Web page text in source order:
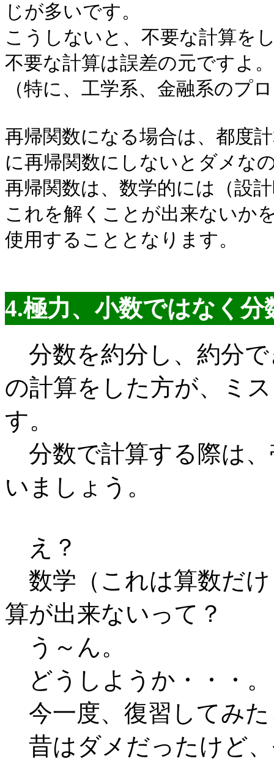
じが多いです。
こうしないと、不要な計算を
不要な計算は誤差の元ですよ。
（特に、工学系、金融系のプ
再帰関数になる場合は、都度
に再帰関数にしないとダメな
再帰関数は、数学的には（設
これを解くことが出来ないか
使用することとなります。
4.極力、小数ではなく分
分数を約分し、約分
の計算をした方が、ミ
す。
分数で計算する際は
いましょう。
え？
数学（これは算数だ
算が出来ないって？
う～ん。
どうしようか・・・。
今一度、復習してみ
昔はダメだったけど